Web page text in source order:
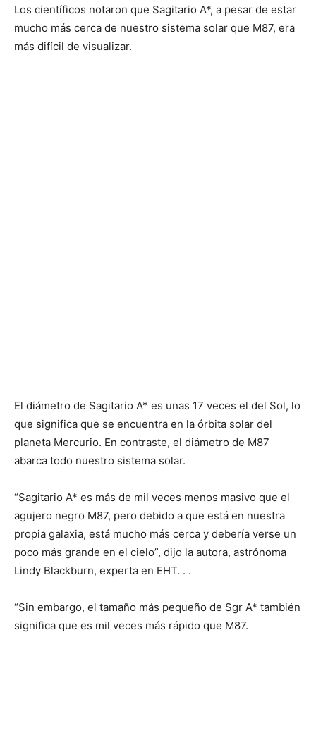
Los científicos notaron que Sagitario A*, a pesar de estar
mucho más cerca de nuestro sistema solar que M87, era
más difícil de visualizar.
El diámetro de Sagitario A* es unas 17 veces el del Sol, lo
que significa que se encuentra en la órbita solar del
planeta Mercurio. En contraste, el diámetro de M87
abarca todo nuestro sistema solar.
“Sagitario A* es más de mil veces menos masivo que el
agujero negro M87, pero debido a que está en nuestra
propia galaxia, está mucho más cerca y debería verse un
poco más grande en el cielo”, dijo la autora, astrónoma
Lindy Blackburn, experta en EHT. . .
“Sin embargo, el tamaño más pequeño de Sgr A* también
significa que es mil veces más rápido que M87.